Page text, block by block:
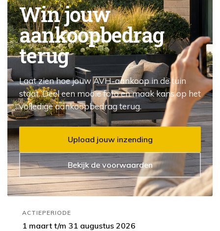
Win jouw
aankoopbedrag
terug
Laat zien hoe jouw AVH-aankoop in de tuin
staat. Deel een mooie foto en maak kans op het
volledige aankoopbedrag terug.
Upload jouw inzending
Bekijk de voorwaarden
ACTIEPERIODE
1 maart t/m 31 augustus 2026